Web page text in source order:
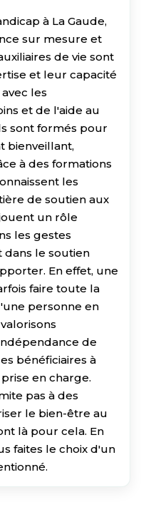
à La Gaude,
sur mesure et
de vie sont
et leur capacité
les
et de l'aide au
sont formés pour
bienveillant,
à des formations
les
de soutien aux
un rôle
les gestes
dans le soutien
En effet, une
faire toute la
personne en
de
bénéficiaires à
en charge.
pas à des
le bien-être au
là pour cela. En
faites le choix d'un